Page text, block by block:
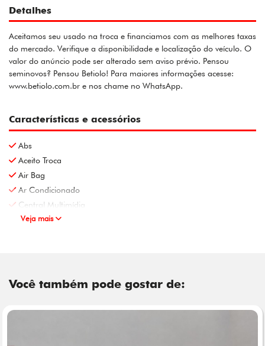
Detalhes
Aceitamos seu usado na troca e financiamos com as melhores taxas
do mercado. Verifique a disponibilidade e localização do veículo. O
valor do anúncio pode ser alterado sem aviso prévio. Pensou
seminovos? Pensou Betiolo! Para maiores informações acesse:
www.betiolo.com.br e nos chame no WhatsApp.
Características e acessórios
Abs
Aceito Troca
Air Bag
Ar Condicionado
Central Multimídia
Veja mais
Você também pode gostar de: